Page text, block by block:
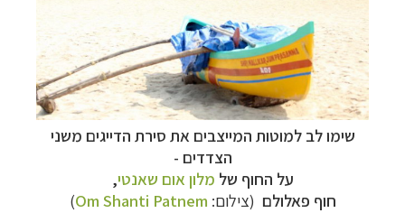
שימו לב למוטות המייצבים את סירת הדייגים משני
הצדדים -
על החוף של מלון אום שאנטי,
חוף פאלולם (צילום: Om Shanti Patnem
)